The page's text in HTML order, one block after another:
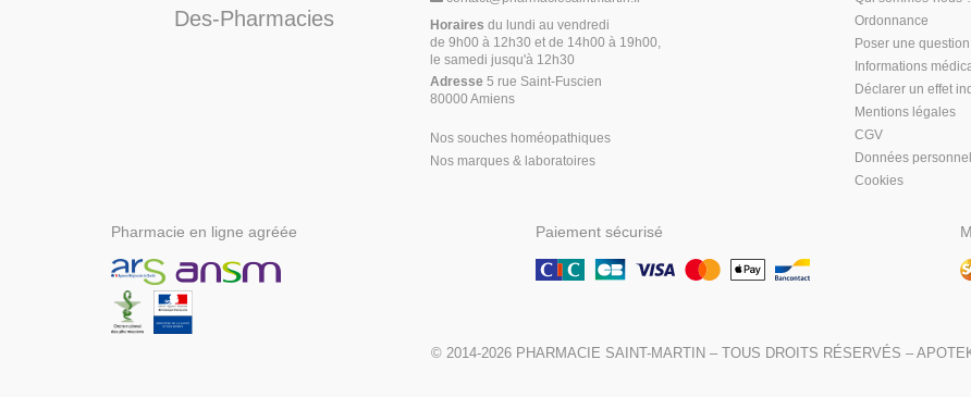
Des-Pharmacies
Horaires du lundi au vendredi
de 9h00 à 12h30 et de 14h00 à 19h00,
le samedi jusqu'à 12h30
Adresse5 rue Saint-Fuscien
80000 Amiens
Nos souches homéopathiques
Nos marques & laboratoires
Ordonnance
Poser une question
Informations
Déclarer un effet
Mentions légales
CGV
Données
Cookies
Pharmacie en ligne agréée Paiement sécurisé
© 2014-2026 PHARMACIE SAINT-MARTIN – TOUS DROITS RÉSERVÉS –